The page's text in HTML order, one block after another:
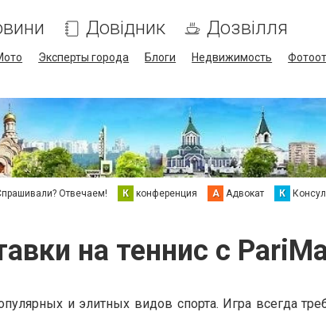
Довідник Дозвілля
Эксперты города Блоги Недвижимость
Отвечаем! К конференция А Адвокат К
на теннис с
и элитных видов спорта. Игра всегда